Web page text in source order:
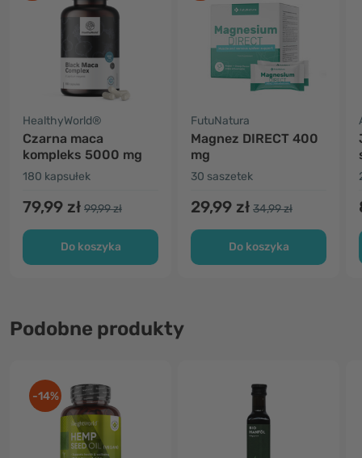
HealthyWorld®
Czarna maca
kompleks 5000 mg
180 kapsułek
79,99 zł 99,99 zł
Do koszyka
FutuNatura
Magnez DIRECT 400
mg
30 saszetek
29,99 zł 34,99 zł
Do koszyka
Podobne produkty
-14%